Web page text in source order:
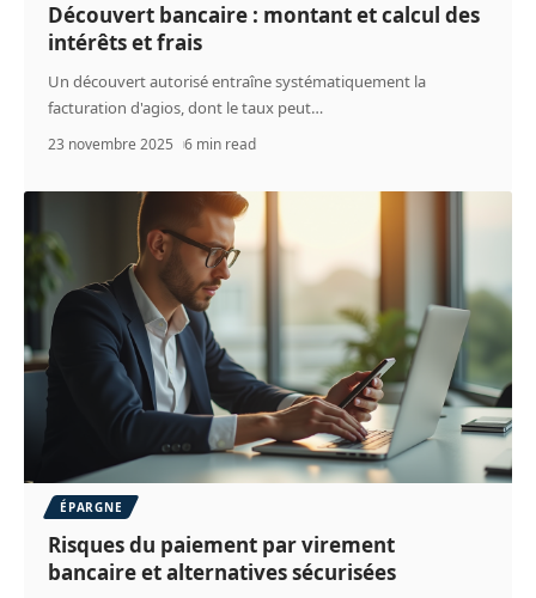
Découvert bancaire : montant et calcul des
intérêts et frais
Un découvert autorisé entraîne systématiquement la
facturation d'agios, dont le taux peut…
23 novembre 2025 6 min read
ÉPARGNE
Risques du paiement par virement
bancaire et alternatives sécurisées